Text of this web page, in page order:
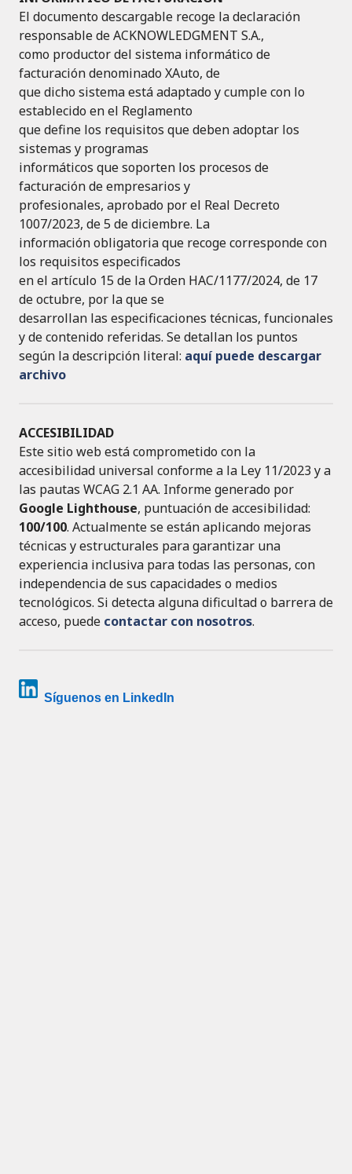
El documento descargable recoge la declaración
responsable de ACKNOWLEDGMENT S.A.,
como productor del sistema informático de
facturación denominado XAuto, de
que dicho sistema está adaptado y cumple con lo
establecido en el Reglamento
que define los requisitos que deben adoptar los
sistemas y programas
informáticos que soporten los procesos de
facturación de empresarios y
profesionales, aprobado por el Real Decreto
1007/2023, de 5 de diciembre. La
información obligatoria que recoge corresponde con
los requisitos especificados
en el artículo 15 de la Orden HAC/1177/2024, de 17
de octubre, por la que se
desarrollan las especificaciones técnicas, funcionales
y de contenido referidas. Se detallan los puntos
según la descripción literal: aquí puede descargar
archivo
ACCESIBILIDAD
Este sitio web está comprometido con la
accesibilidad universal conforme a la Ley 11/2023 y a
las pautas WCAG 2.1 AA. Informe generado por
Google Lighthouse, puntuación de accesibilidad:
100/100. Actualmente se están aplicando mejoras
técnicas y estructurales para garantizar una
experiencia inclusiva para todas las personas, con
independencia de sus capacidades o medios
tecnológicos. Si detecta alguna dificultad o barrera de
acceso, puede contactar con nosotros.
Síguenos en LinkedIn